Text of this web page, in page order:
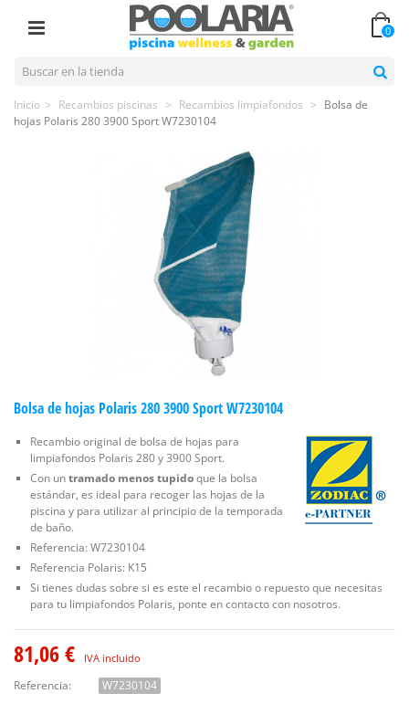
0
Inicio > Recambios piscinas > Recambios limpiafondos > Bolsa de
hojas Polaris 280 3900 Sport W7230104
Bolsa de hojas Polaris 280 3900 Sport W7230104
Recambio original de bolsa de hojas para
limpiafondos Polaris 280 y 3900 Sport.
Con untramado menos tupidoque la bolsa
estándar, es ideal para recoger las hojas de la
piscina y para utilizar al principio de la temporada
de baño.
Referencia: W7230104
Referencia Polaris: K15
Si tienes dudas sobre si es este el recambio o repuesto que necesitas
para tu limpiafondos Polaris, ponte en contacto con nosotros.
81,06 € IVA incluido
Referencia: W7230104